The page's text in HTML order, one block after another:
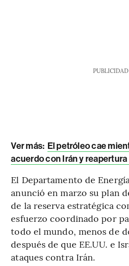
PUBLICIDAD
Ver más: El petróleo cae
acuerdo con Irán y reapertura
El Departamento de
anunció en marzo su plan
de la reserva estratégica
esfuerzo coordinado por
todo el mundo, menos de
después de que EE.UU. e
ataques contra Irán.